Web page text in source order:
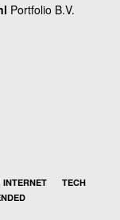
Portfolio B.V.
INTERNET
TECH